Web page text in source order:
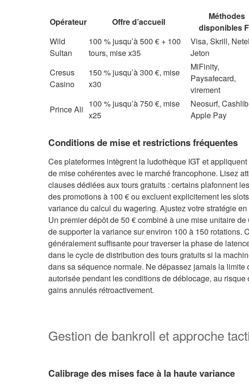
Opérateur Offre d’accueil
Méthodes
disponibles
Wild
Sultan
100 % jusqu’à 500 € + 100
tours, mise x35
Visa, Skrill,
Jeton
Cresus
Casino
150 % jusqu’à 300 €, mise
x30
MiFinity,
Paysafecard,
virement
Prince Ali
100 % jusqu’à 750 €, mise
x25
Neosurf,
Apple Pay
Conditions de mise et restrictions fréquentes
Ces plateformes intègrent la ludothèque IGT et
de mise cohérentes avec le marché francophone. Lisez
clauses dédiées aux tours gratuits : certains plafonnent
des promotions à 100 € ou excluent explicitement les
variance du calcul du wagering. Ajustez votre stratégie
Un premier dépôt de 50 € combiné à une mise unitaire de
de supporter la variance sur environ 100 à 150 rotations.
généralement suffisante pour traverser la phase de
dans le cycle de distribution des tours gratuits si la
dans sa séquence normale. Ne dépassez jamais la limite
autorisée pendant les conditions de déblocage, au risque
gains annulés rétroactivement.
Gestion de bankroll et approche
Calibrage des mises face à la haute variance